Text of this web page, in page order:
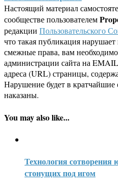
Настоящий материал
сообществе пользователем
редакции Пользовательского
что такая публикация
смежные права, вам
администрации сайта на EMAIL
адреса (URL) страницы,
Нарушение будет в
наказаны.
You may also like...
Технология сотворения
стонущих под игом